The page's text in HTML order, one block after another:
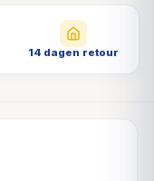
14 dagen retour